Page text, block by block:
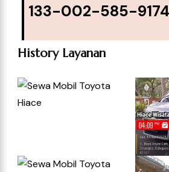
133-002-585-9174
History Layanan